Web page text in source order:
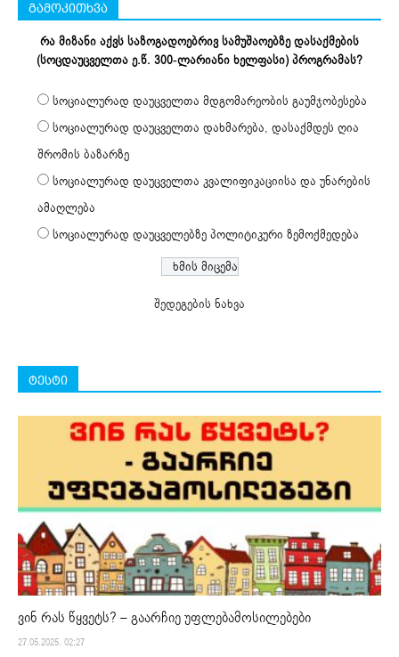
გამოკითხვა
რა მიზანი აქვს საზოგადოებრივ სამუშაოებზე დასაქმების
(სოცდაუცველთა ე.წ. 300-ლარიანი ხელფასი) პროგრამას?
სოციალურად დაუცველთა მდგომარეობის გაუმჯობესება
სოციალურად დაუცველთა დახმარება, დასაქმდეს ღია
შრომის ბაზარზე
სოციალურად დაუცველთა კვალიფიკაციისა და უნარების
ამაღლება
სოციალურად დაუცველებზე პოლიტიკური ზემოქმედება
შედეგების ნახვა
ტესტი
ვინ რას წყვეტს? – გაარჩიე უფლებამოსილებები
27.05.2025. 02:27